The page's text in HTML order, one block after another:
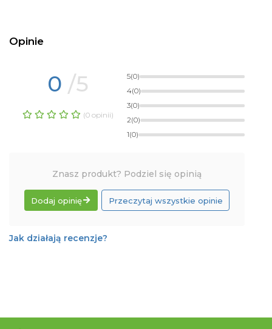
Opinie
0 /5
(0 opinii)
5(0)
4(0)
3(0)
2(0)
1(0)
Znasz produkt? Podziel się opinią
Dodaj opinię Przeczytaj wszystkie opinie
Jak działają recenzje?